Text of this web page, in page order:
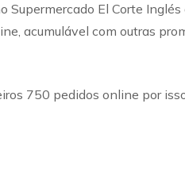
El Corte
acumulável com outras
750 pedidos online por